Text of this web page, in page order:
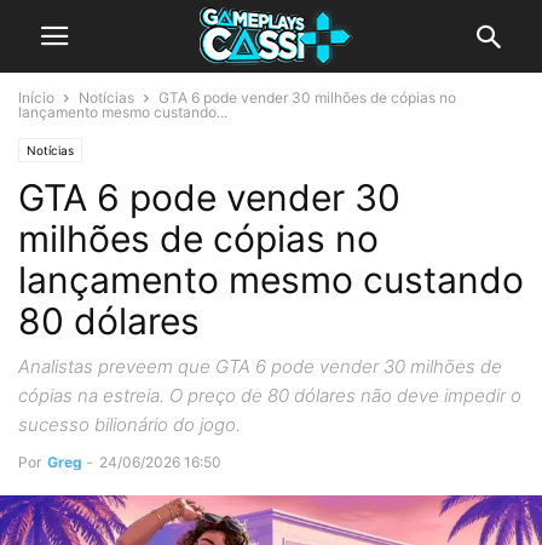
Início Notícias
GTA 6 pode vender 30 milhões de cópias no
lançamento mesmo custando...
Notícias
GTA 6 pode vender 30
milhões de cópias no
lançamento mesmo custando
80 dólares
Analistas preveem que GTA 6 pode vender 30 milhões de
cópias na estreia. O preço de 80 dólares não deve impedir o
sucesso bilionário do jogo.
Por Greg - 24/06/2026 16:50